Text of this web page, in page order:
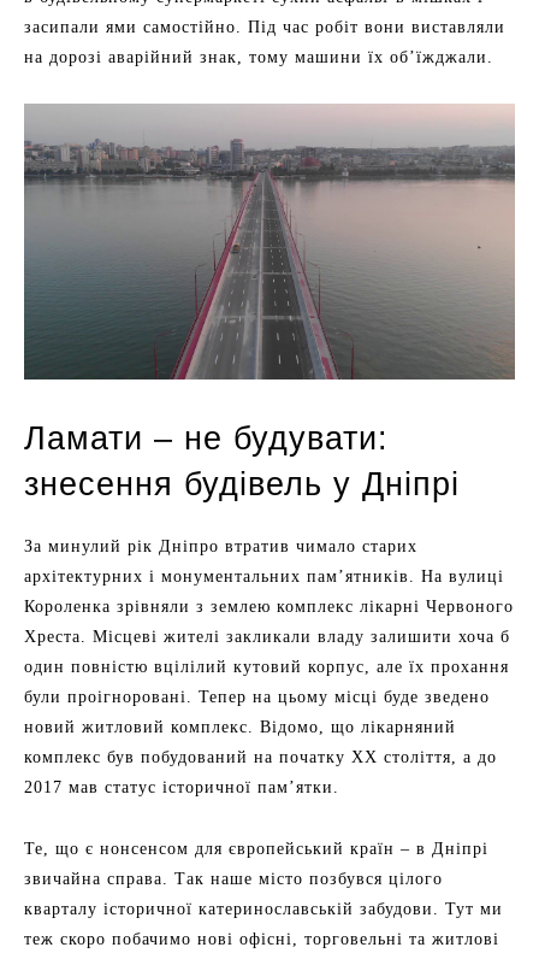
засипали ями самостійно. Під час робіт вони виставляли
на дорозі аварійний знак, тому машини їх об’їжджали.
Ламати – не будувати:
знесення будівель у Дніпрі
За минулий рік Дніпро втратив чимало старих
архітектурних і монументальних пам’ятників. На вулиці
Короленка зрівняли з землею комплекс лікарні Червоного
Хреста. Місцеві жителі закликали владу залишити хоча б
один повністю вцілілий кутовий корпус, але їх прохання
були проігноровані. Тепер на цьому місці буде зведено
новий житловий комплекс. Відомо, що лікарняний
комплекс був побудований на початку ХХ століття, а до
2017 мав статус історичної пам’ятки.
Те, що є нонсенсом для європейський країн – в Дніпрі
звичайна справа. Так наше місто позбувся цілого
кварталу історичної катеринославській забудови. Тут ми
теж скоро побачимо нові офісні, торговельні та житлові